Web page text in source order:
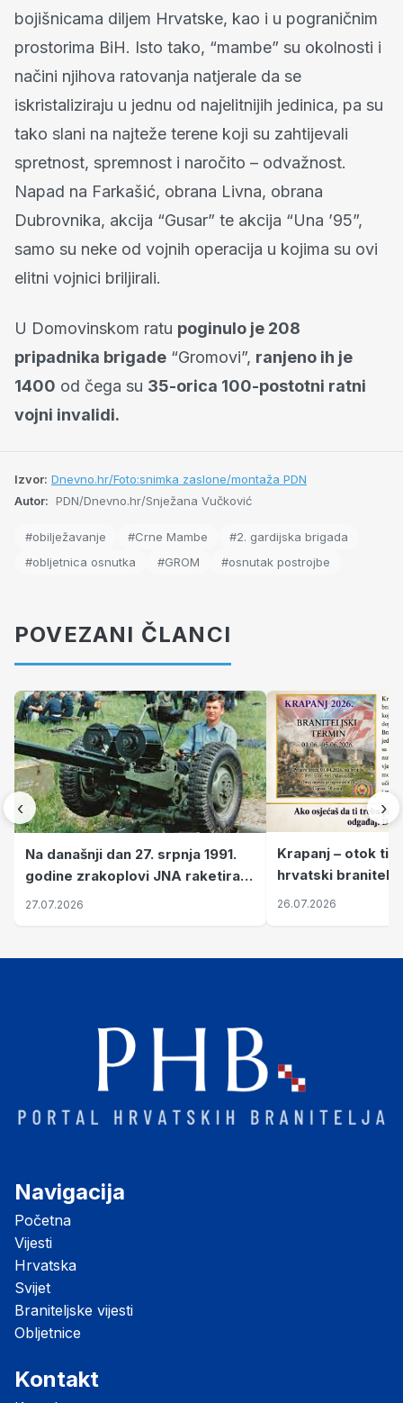
bojišnicama diljem Hrvatske, kao i u pograničnim
prostorima BiH. Isto tako, “mambe” su okolnosti i
načini njihova ratovanja natjerale da se
iskristaliziraju u jednu od najelitnijih jedinica, pa su
tako slani na najteže terene koji su zahtijevali
spretnost, spremnost i naročito – odvažnost.
Napad na Farkašić, obrana Livna, obrana
Dubrovnika, akcija “Gusar” te akcija “Una ’95”,
samo su neke od vojnih operacija u kojima su ovi
elitni vojnici briljirali.
U Domovinskom ratu poginulo je 208
pripadnika brigade “Gromovi”, ranjeno ih je
1400 od čega su 35-orica 100-postotni ratni
vojni invalidi.
Izvor: Dnevno.hr/Foto:snimka zaslone/montaža PDN
Autor: PDN/Dnevno.hr/Snježana Vučković
#obilježavanje #Crne Mambe
#2. gardijska brigada
#obljetnica osnutka
#GROM #osnutak postrojbe
POVEZANI ČLANCI
‹
Na današnji dan 27. srpnja 1991.
godine zrakoplovi JNA raketirali
su vojarnu i obučni centar "Nikola
27.07.2026
Krapanj – otok
hrvatski branitelji
pronalaze mir
26.07.2026
›
Navigacija
Početna
Vijesti
Hrvatska
Svijet
Braniteljske vijesti
Obljetnice
Kontakt